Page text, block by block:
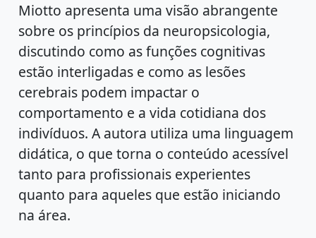
Miotto apresenta uma visão abrangente
sobre os princípios da neuropsicologia,
discutindo como as funções cognitivas
estão interligadas e como as lesões
cerebrais podem impactar o
comportamento e a vida cotidiana dos
indivíduos. A autora utiliza uma linguagem
didática, o que torna o conteúdo acessível
tanto para profissionais experientes
quanto para aqueles que estão iniciando
na área.